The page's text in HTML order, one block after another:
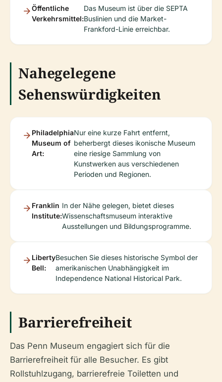
Öffentliche
Verkehrsmittel:
Das Museum ist über die SEPTA
Buslinien und die Market-
Frankford-Linie erreichbar.
Nahegelegene
Sehenswürdigkeiten
Philadelphia
Museum of
Art:
Nur eine kurze Fahrt entfernt,
beherbergt dieses ikonische Museum
eine riesige Sammlung von
Kunstwerken aus verschiedenen
Perioden und Regionen.
Franklin
Institute:
In der Nähe gelegen, bietet dieses
Wissenschaftsmuseum interaktive
Ausstellungen und Bildungsprogramme.
Liberty
Bell:
Besuchen Sie dieses historische Symbol der
amerikanischen Unabhängigkeit im
Independence National Historical Park.
Barrierefreiheit
Das Penn Museum engagiert sich für die
Barrierefreiheit für alle Besucher. Es gibt
Rollstuhlzugang, barrierefreie Toiletten und